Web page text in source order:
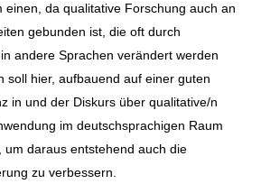
einen, da qualitative Forschung auch an
gebunden ist, die oft durch
andere Sprachen verändert werden
soll hier, aufbauend auf einer guten
in und der Diskurs über qualitative/n
im deutschsprachigen Raum
um daraus entstehend auch die
zu verbessern.